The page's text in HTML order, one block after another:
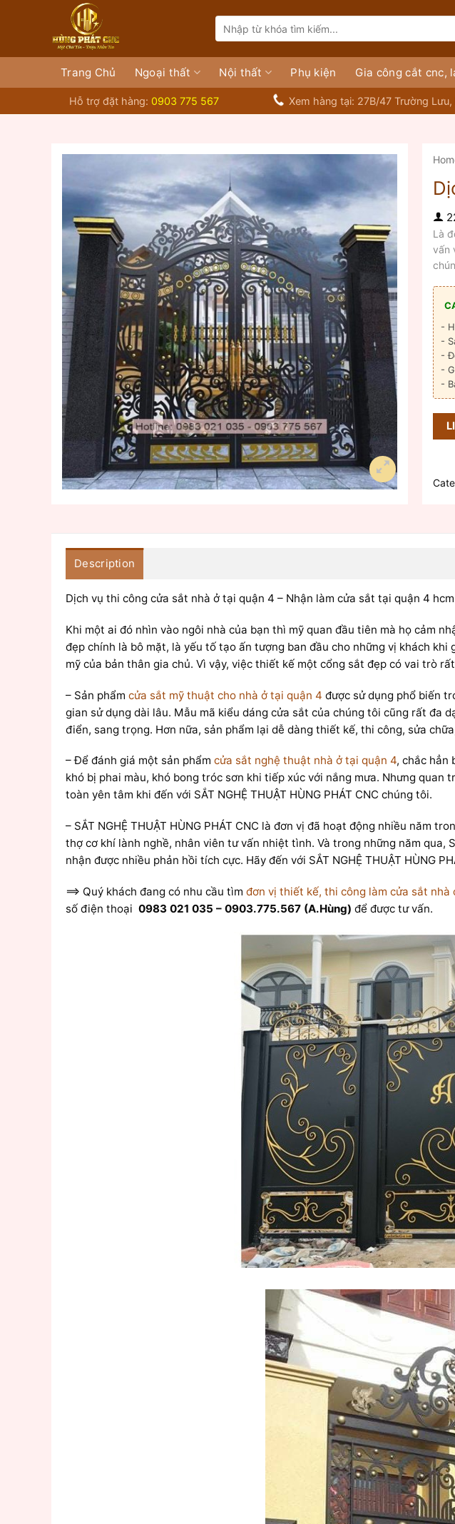
dung
for:
Trang Chủ Ngoại thất Nội thất Phụ kiện Gia công cắt cnc,
Hỗ trợ đặt hàng: 0903 775 567 Xem hàng tại: 27B/47 Trường
Là
vấn
-
-
-
-
-
Description
Dịch vụ thi công cửa sắt nhà ở tại quận 4 – Nhận làm cửa sắt tại quận 4
Khi một ai đó nhìn vào ngôi nhà của bạn thì mỹ quan đầu tiên mà họ cảm
đẹp chính là bô mặt, là yếu tố tạo ấn tượng ban đầu cho những vị khách
mỹ của bản thân gia chủ. Vì vậy, việc thiết kế một cổng sắt đẹp có vai trò
– Sản phẩm cửa sắt mỹ thuật cho nhà ở tại quận 4 được sử dụng phổ biến
gian sử dụng dài lâu. Mẫu mã kiểu dáng cửa sắt của chúng tôi cũng rất đa
điển, sang trọng. Hơn nữa, sản phẩm lại dễ dàng thiết kế, thi công, sửa
– Để đánh giá một sản phẩm cửa sắt nghệ thuật nhà ở tại quận 4, chắc hẳn
khó bị phai màu, khó bong tróc sơn khi tiếp xúc với nắng mưa. Nhưng
toàn yên tâm khi đến với SẮT NGHỆ THUẬT HÙNG PHÁT CNC chúng tôi.
– SẮT NGHỆ THUẬT HÙNG PHÁT CNC là đơn vị đã hoạt động nhiều năm
thợ cơ khí lành nghề, nhân viên tư vấn nhiệt tình. Và trong những năm qua,
nhận được nhiều phản hồi tích cực. Hãy đến với SẮT NGHỆ THUẬT HÙNG
==> Quý khách đang có nhu cầu tìm đơn vị thiết kế, thi công làm cửa sắt nhà
số điện thoại 0983 021 035 – 0903.775.567 (A.Hùng) để được tư vấn.